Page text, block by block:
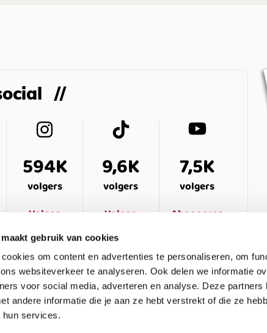
gebruik van cookies
om content en advertenties te personaliseren, om
websiteverkeer te analyseren. Ook delen we informatie
voor social media, adverteren en analyse. Deze partners
andere informatie die je aan ze hebt verstrekt of die ze
hun services.
594K
volgers
Volgen
9,6K
volgers
Volgen
7,5K
volgers
Abonneren
VEELGESTELDE VRAGEN